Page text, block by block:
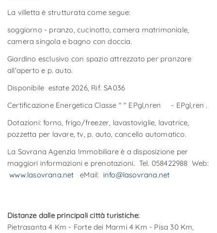
La villetta è strutturata come segue:
soggiorno - pranzo, cucinotto, camera matrimoniale,
camera singola e bagno con doccia.
Giardino esclusivo con spazio attrezzato per pranzare
all'aperto e p. auto.
Disponibile estate 2026, Rif. SA036
Certificazione Energetica Classe " " EPgl,nren - EPgl,ren .
Dotazioni: forno, frigo/freezer, lavastoviglie, lavatrice,
pozzetta per lavare, tv, p. auto, cancello automatico.
La Sovrana Agenzia Immobiliare è a disposizione per
maggiori informazioni e prenotazioni. Tel. 058422988 Web:
www.lasovrana.net eMail: info@lasovrana.net
Distanze dalle principali città turistiche:
Pietrasanta 4 Km - Forte dei Marmi 4 Km - Pisa 30 Km,